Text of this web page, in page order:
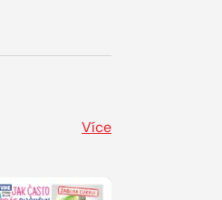
Více